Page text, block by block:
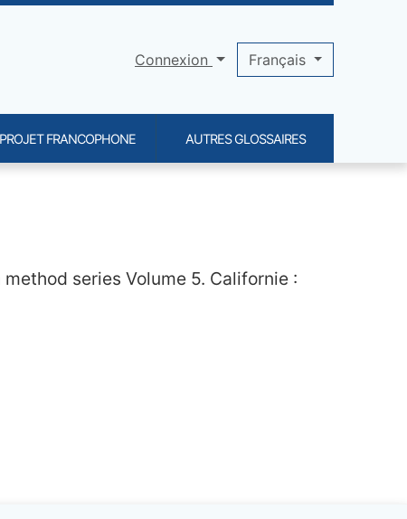
series Volume 5. Californie :
Connexion Français
PROJET FRANCOPHONE AUTRES GLOSSAIRES